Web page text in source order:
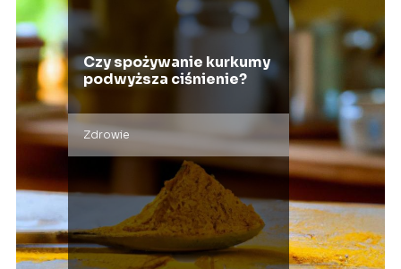
Czy spożywanie kurkumy
podwyższa ciśnienie?
Zdrowie